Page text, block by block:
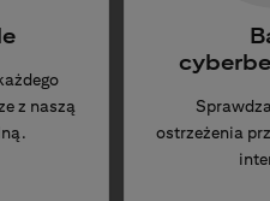
z naszą
ostrzeżenia